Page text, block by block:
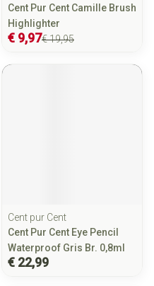
Cent Pur Cent Camille Brush
Highlighter
€ 19,95
€ 9,97
Cent pur Cent
Cent Pur Cent Eye Pencil
Waterproof Gris Br. 0,8ml
€ 22,99